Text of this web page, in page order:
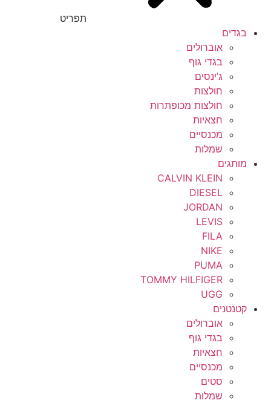
תפריט
בגדים
אוברולים
בגדי גוף
ג’ינסים
חולצות
חולצות מכופתרות
חצאיות
מכנסיים
שמלות
מותגים
CALVIN KLEIN
DIESEL
JORDAN
LEVIS
FILA
NIKE
PUMA
TOMMY HILFIGER
UGG
קטנטנים
אוברולים
בגדי גוף
חצאיות
מכנסיים
סטים
שמלות